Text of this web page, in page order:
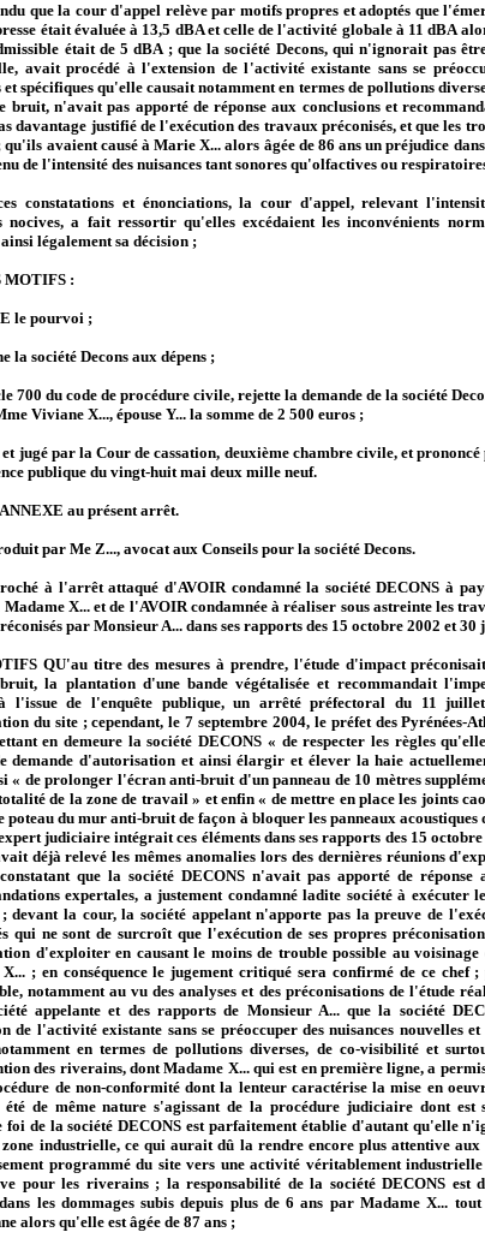
que la cour d'appel relève par motifs propres et adoptés que
était évaluée à 13,5 dBA et celle de l'activité globale à 11 dBA
était de 5 dBA ; que la société Decons, qui n'ignorait pas
avait procédé à l'extension de l'activité existante sans se
et spécifiques qu'elle causait notamment en termes de pollutions
bruit, n'avait pas apporté de réponse aux conclusions et
davantage justifié de l'exécution des travaux préconisés, et que les
qu'ils avaient causé à Marie X... alors âgée de 86 ans un préjudice
de l'intensité des nuisances tant sonores qu'olfactives ou
constatations et énonciations, la cour d'appel, relevant
nocives, a fait ressortir qu'elles excédaient les inconvénients
légalement sa décision ;
MOTIFS :
le pourvoi ;
la société Decons aux dépens ;
700 du code de procédure civile, rejette la demande de la société
Viviane X..., épouse Y... la somme de 2 500 euros ;
jugé par la Cour de cassation, deuxième chambre civile, et
publique du vingt-huit mai deux mille neuf.
au présent arrêt.
par Me Z..., avocat aux Conseils pour la société Decons.
à l'arrêt attaqué d'AVOIR condamné la société DECONS à
X... et de l'AVOIR condamnée à réaliser sous astreinte les
par Monsieur A... dans ses rapports des 15 octobre 2002 et
QU'au titre des mesures à prendre, l'étude d'impact
la plantation d'une bande végétalisée et recommandait
de l'enquête publique, un arrêté préfectoral du 11
du site ; cependant, le 7 septembre 2004, le préfet des Pyrénées-
en demeure la société DECONS « de respecter les règles
demande d'autorisation et ainsi élargir et élever la haie
« de prolonger l'écran anti-bruit d'un panneau de 10 mètres
de la zone de travail » et enfin « de mettre en place les joints
poteau du mur anti-bruit de façon à bloquer les panneaux acoustiques
judiciaire intégrait ces éléments dans ses rapports des 15
déjà relevé les mêmes anomalies lors des dernières réunions
que la société DECONS n'avait pas apporté de réponse
expertales, a justement condamné ladite société à exécuter
devant la cour, la société appelant n'apporte pas la preuve de
qui ne sont de surcroît que l'exécution de ses propres
d'exploiter en causant le moins de trouble possible au
; en conséquence le jugement critiqué sera confirmé de ce chef
notamment au vu des analyses et des préconisations de l'étude
appelante et des rapports de Monsieur A... que la société
de l'activité existante sans se préoccuper des nuisances nouvelles
en termes de pollutions diverses, de co-visibilité et
des riverains, dont Madame X... qui est en première ligne, a
de non-conformité dont la lenteur caractérise la mise en
été de même nature s'agissant de la procédure judiciaire dont
foi de la société DECONS est parfaitement établie d'autant qu'elle
industrielle, ce qui aurait dû la rendre encore plus attentive aux
programmé du site vers une activité véritablement industrielle
pour les riverains ; la responsabilité de la société DECONS est
les dommages subis depuis plus de 6 ans par Madame X...
alors qu'elle est âgée de 87 ans ;